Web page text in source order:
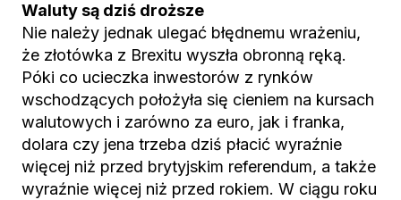
Waluty są dziś droższe
Nie należy jednak ulegać błędnemu wrażeniu,
że złotówka z Brexitu wyszła obronną ręką.
Póki co ucieczka inwestorów z rynków
wschodzących położyła się cieniem na kursach
walutowych i zarówno za euro, jak i franka,
dolara czy jena trzeba dziś płacić wyraźnie
więcej niż przed brytyjskim referendum, a także
wyraźnie więcej niż przed rokiem. W ciągu roku